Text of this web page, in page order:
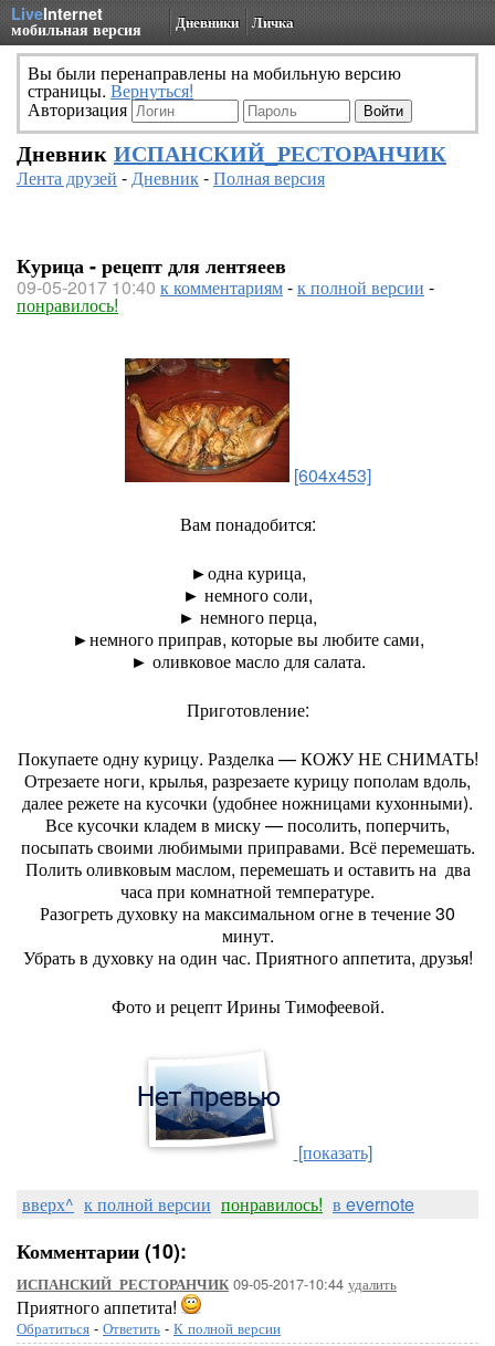
LiveInternet
мобильная версия Дневники Личка
Вы были перенаправлены на мобильную версию
страницы. Вернуться!
Авторизация
Дневник ИСПАНСКИЙ_РЕСТОРАНЧИК
Лента друзей -Дневник-Полная версия
Курица - рецепт для лентяеев
09-05-2017 10:40 к комментариям-к полной версии -
понравилось!
[604x453]
Вам понадобится:
►одна курица,
► немного соли,
► немного перца,
►немного приправ, которые вы любите сами,
► оливковое масло для салата.
Приготовление:
Покупаете одну курицу. Разделка — КОЖУ НЕ СНИМАТЬ!
Отрезаете ноги, крылья, разрезаете курицу пополам вдоль,
далее режете на кусочки (удобнее ножницами кухонными).
Все кусочки кладем в миску — посолить, поперчить,
посыпать своими любимыми приправами. Всё перемешать.
Полить оливковым маслом, перемешать и оставить на два
часа при комнатной температуре.
Разогреть духовку на максимальном огне в течение 30
минут.
Убрать в духовку на один час. Приятного аппетита, друзья!
Фото и рецепт Ирины Тимофеевой.
[показать]
вверх^ к полной версии понравилось! в evernote
Комментарии (10):
ИСПАНСКИЙ_РЕСТОРАНЧИК09-05-2017-10:44 удалить
Приятного аппетита!
Обратиться - Ответить - К полной версии